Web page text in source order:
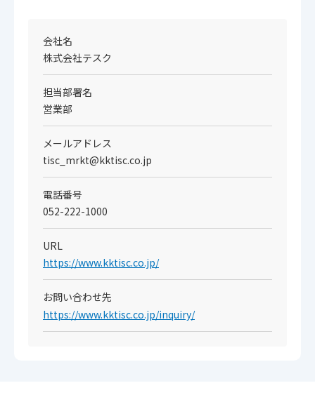
会社名
株式会社テスク
担当部署名
営業部
メールアドレス
tisc_mrkt@kktisc.co.jp
電話番号
052-222-1000
URL
https://www.kktisc.co.jp/
お問い合わせ先
https://www.kktisc.co.jp/inquiry/